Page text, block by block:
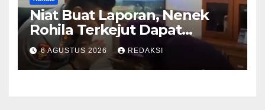
Niat Buat Laporan, Nenek
Rohila Terkejut Dapat
Bantuan dari Kabid Propam
Kombes Pol Eddwi
6 AGUSTUS 2026 REDAKSI